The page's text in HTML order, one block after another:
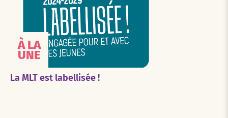
À LA
UNE
La MLT est labellisée !